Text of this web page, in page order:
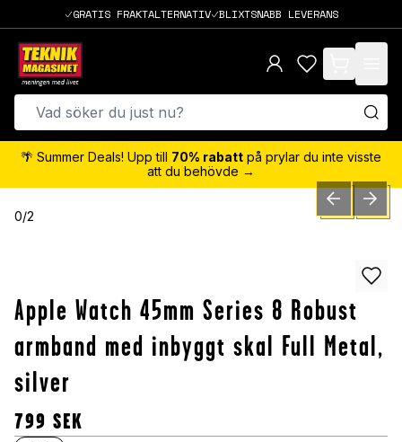
GRATIS FRAKTALTERNATIV BLIXTSNABB LEVERANS
items in cart,
🌴 Summer Deals! Upp till 70% rabatt på prylar du inte visste
att du behövde →
0/2 PREVIOUSNEXT
Apple Watch 45mm Series 8 Robust
armband med inbyggt skal Full Metal,
silver
799 SEK